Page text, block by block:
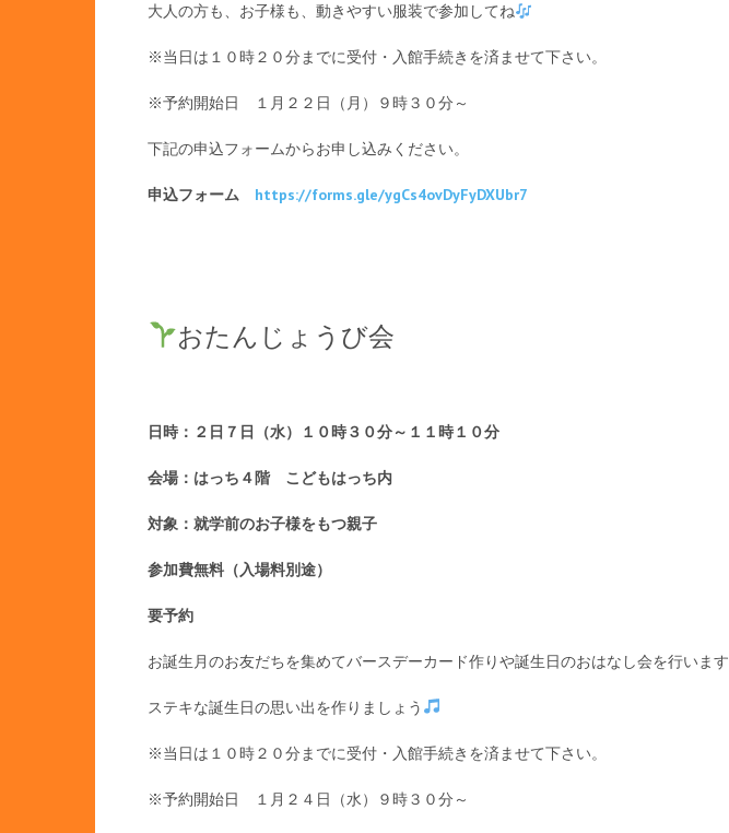
大人の方も、お子様も、動きやすい服装で参加してね
※当日は１０時２０分までに受付・入館手続きを済ませて下さい。
※予約開始日 １月２２日（月）９時３０分～
下記の申込フォームからお申し込みください。
申込フォーム https://forms.gle/ygCs4ovDyFyDXUbr7
おたんじょうび会
日時：２日７日（水）１０時３０分～１１時１０分
会場：はっち４階 こどもはっち内
対象：就学前のお子様をもつ親子
参加費無料（入場料別途）
要予約
お誕生月のお友だちを集めてバースデーカード作りや誕生日のおはなし会を行います
ステキな誕生日の思い出を作りましょう
※当日は１０時２０分までに受付・入館手続きを済ませて下さい。
※予約開始日 １月２４日（水）９時３０分～